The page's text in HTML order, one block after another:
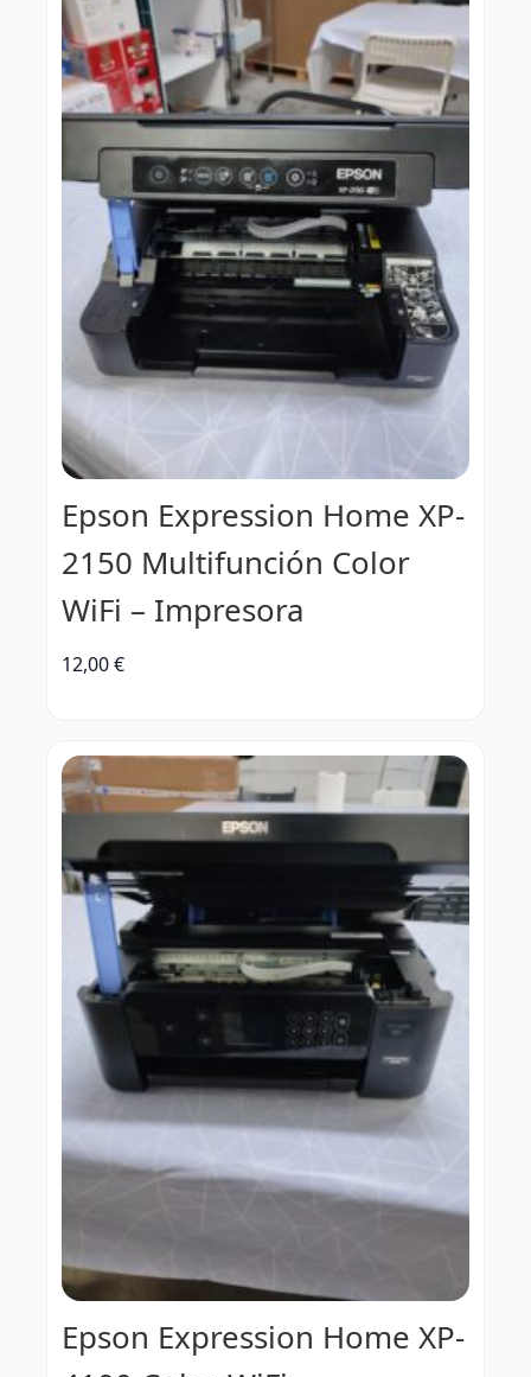
Epson Expression Home XP-
2150 Multifunción Color
WiFi – Impresora
12,00€
Epson Expression Home XP-